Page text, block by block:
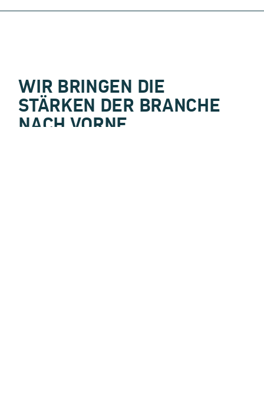
WIR BRINGEN DIE
STÄRKEN DER BRANCHE
NACH VORNE.